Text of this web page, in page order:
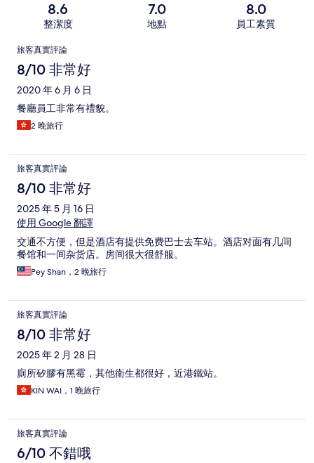
8.6
整潔度
7.0
地點
8.0
員工素質
評
論
旅客真實評論
8/10 非常好
2020 年 6 月 6 日
餐廳員工非常有禮貌。
2 晚旅行
旅客真實評論
8/10 非常好
2025 年 5 月 16 日
使用 Google 翻譯
交通不方便，但是酒店有提供免费巴士去车站。酒店对面有几间
餐馆和一间杂货店。房间很大很舒服。
Pey Shan，2 晚旅行
旅客真實評論
8/10 非常好
2025 年 2 月 28 日
廁所矽膠有黑霉，其他衛生都很好，近港鐵站。
KIN WAI，1 晚旅行
旅客真實評論
6/10 不錯哦